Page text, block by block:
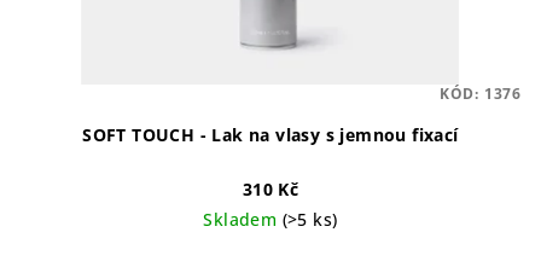
SOFT TOUCH - Lak na vlasy s jemnou fixací
310 Kč
Skladem (>5 ks)
KÓD: 1376